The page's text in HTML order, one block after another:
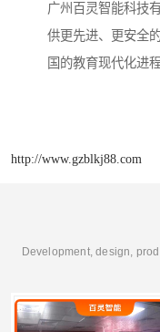
广州百灵智能科技
供更先进、更安全
国的教育现代化进程
http://www.gzblkj88.com
Development, design,